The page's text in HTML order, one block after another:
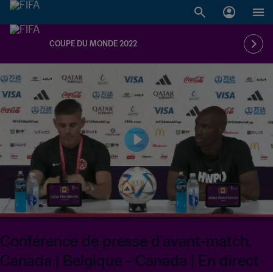
COUPE DU MONDE 2022
Conférence de presse d'avant-match,
Canada | Belgique - Canada | En direct